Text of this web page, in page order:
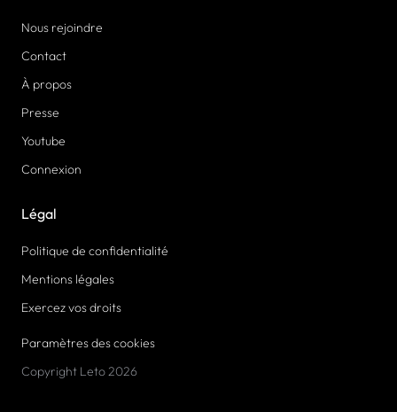
Nous rejoindre
Contact
À propos
Presse
Youtube
Connexion
Légal
Politique de confidentialité
Mentions légales
Exercez vos droits
Paramètres des cookies
Copyright Leto 2026